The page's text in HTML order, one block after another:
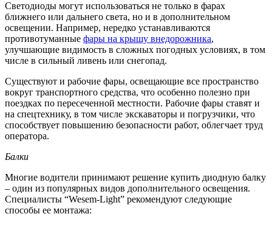
Светодиоды могут использоваться не только в фарах
ближнего или дальнего света, но и в дополнительном
освещении. Например, нередко устанавливаются
противотуманные фары на крышу внедорожника,
улучшающие видимость в сложных погодных условиях, в том
числе в сильный ливень или снегопад.
Существуют и рабочие фары, освещающие все пространство
вокруг транспортного средства, что особенно полезно при
поездках по пересеченной местности. Рабочие фары ставят и
на спецтехнику, в том числе экскаваторы и погрузчики, что
способствует повышению безопасности работ, облегчает труд
оператора.
Балки
Многие водители принимают решение купить диодную балку
– один из популярных видов дополнительного освещения.
Специалисты “Wesem-Light” рекомендуют следующие
способы ее монтажа: